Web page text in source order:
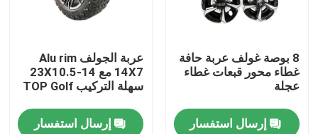
مراقبة الجودة
اتصل بنا
8 بوصة غولف عربة حافة
غطاء محور قبعات غطاء
عجلة
إرسال استفسار
عربة الجولف Alu rim
14X7 مع 23X10.5-14
سهلة التركيب TOP Golf
إرسال استفسار